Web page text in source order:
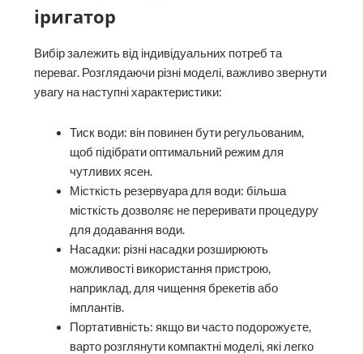
іригатор
Вибір залежить від індивідуальних потреб та
переваг. Розглядаючи різні моделі, важливо звернути
увагу на наступні характеристики:
Тиск води: він повинен бути регульованим,
щоб підібрати оптимальний режим для
чутливих ясен.
Місткість резервуара для води: більша
місткість дозволяє не переривати процедуру
для додавання води.
Насадки: різні насадки розширюють
можливості використання пристрою,
наприклад, для чищення брекетів або
імплантів.
Портативність: якщо ви часто подорожуєте,
варто розглянути компактні моделі, які легко